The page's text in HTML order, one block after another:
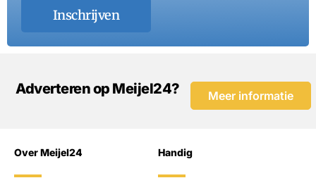
Inschrijven
Adverteren op Meijel24? Meer informatie
Over Meijel24 Handig